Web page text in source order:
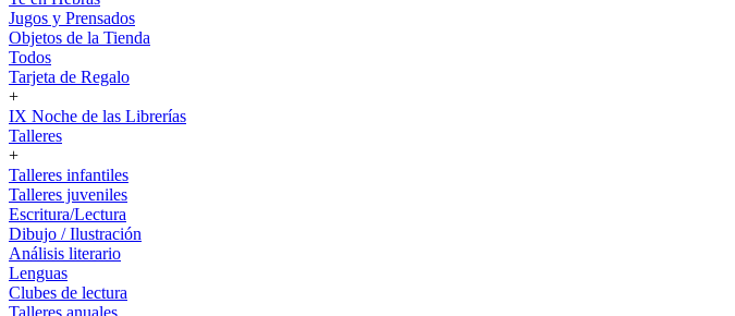
Jugos y Prensados
Objetos de la Tienda
Todos
Tarjeta de Regalo
+
IX Noche de las Librerías
Talleres
+
Talleres infantiles
Talleres juveniles
Escritura/Lectura
Dibujo / Ilustración
Análisis literario
Lenguas
Clubes de lectura
Talleres anuales